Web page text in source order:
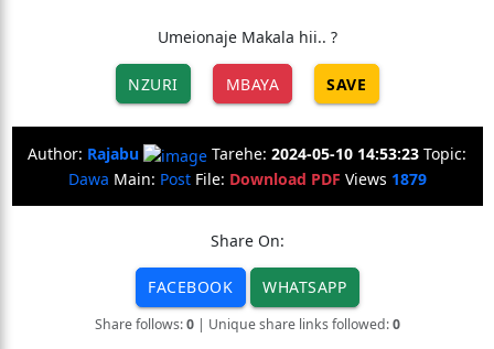
Umeionaje Makala hii.. ?
NZURI MBAYA SAVE
Author: Rajabu Tarehe: 2024-05-10 14:53:23 Topic:
Dawa Main: PostFile: Download PDF Views 1879
Share On:
FACEBOOK WHATSAPP
Share follows:0| Unique share links followed:0